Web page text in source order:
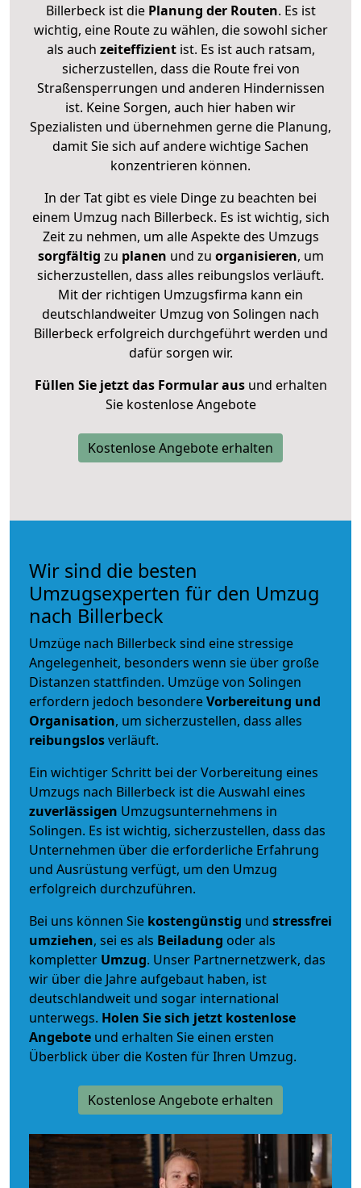
Billerbeck ist diePlanung der Routen. Es ist
wichtig, eine Route zu wählen, die sowohl sicher
als auch zeiteffizientist. Es ist auch ratsam,
sicherzustellen, dass die Route frei von
Straßensperrungen und anderen Hindernissen
ist. Keine Sorgen, auch hier haben wir
Spezialisten und übernehmen gerne die Planung,
damit Sie sich auf andere wichtige Sachen
konzentrieren können.
In der Tat gibt es viele Dinge zu beachten bei
einem Umzug nach Billerbeck. Es ist wichtig, sich
Zeit zu nehmen, um alle Aspekte des Umzugs
sorgfältig zu planen und zu organisieren, um
sicherzustellen, dass alles reibungslos verläuft.
Mit der richtigen Umzugsfirma kann ein
deutschlandweiter Umzug von Solingen nach
Billerbeck erfolgreich durchgeführt werden und
dafür sorgen wir.
Füllen Sie jetzt das Formular ausund erhalten
Sie kostenlose Angebote
Kostenlose Angebote erhalten
Wir sind die besten
Umzugsexperten für den Umzug
nach Billerbeck
Umzüge nach Billerbeck sind eine stressige
Angelegenheit, besonders wenn sie über große
Distanzen stattfinden. Umzüge von Solingen
erfordern jedoch besondereVorbereitung und
Organisation, um sicherzustellen, dass alles
reibungslosverläuft.
Ein wichtiger Schritt bei der Vorbereitung eines
Umzugs nach Billerbeck ist die Auswahl eines
zuverlässigen Umzugsunternehmens in
Solingen. Es ist wichtig, sicherzustellen, dass das
Unternehmen über die erforderliche Erfahrung
und Ausrüstung verfügt, um den Umzug
erfolgreich durchzuführen.
Bei uns können Sie kostengünstig und stressfrei
umziehen, sei es als Beiladung oder als
kompletter Umzug. Unser Partnernetzwerk, das
wir über die Jahre aufgebaut haben, ist
deutschlandweit und sogar international
unterwegs. Holen Sie sich jetzt kostenlose
Angebote und erhalten Sie einen ersten
Überblick über die Kosten für Ihren Umzug.
Kostenlose Angebote erhalten